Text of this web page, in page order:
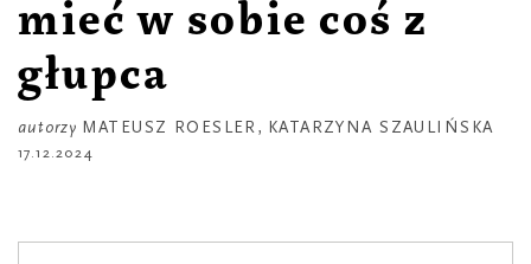
mieć w sobie coś z
głupca
autorzy MATEUSZ ROESLER, KATARZYNA SZAULIŃSKA
17.12.2024